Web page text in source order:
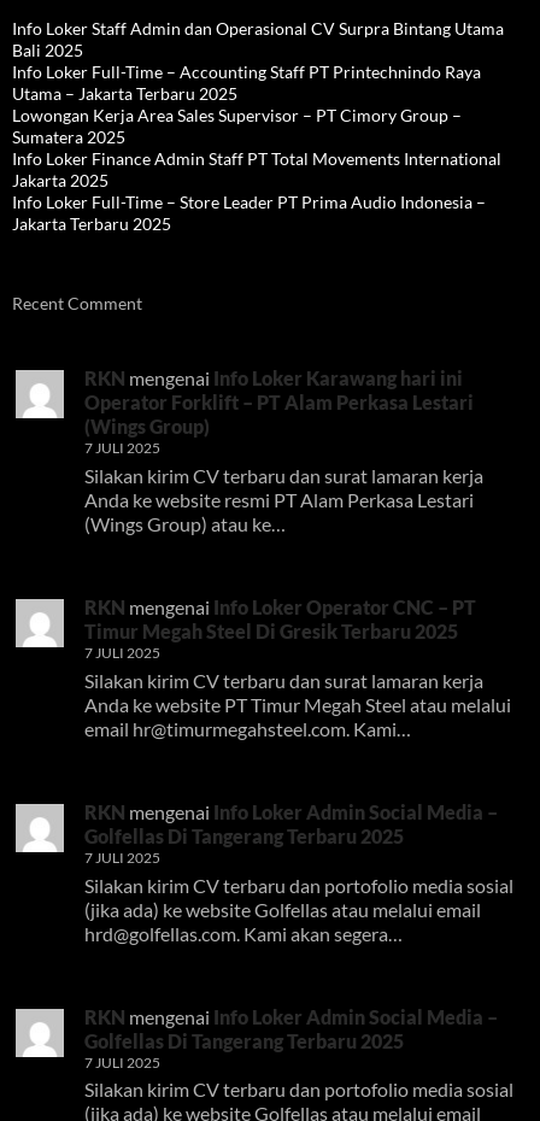
Info Loker Staff Admin dan Operasional CV Surpra Bintang Utama
Bali 2025
Info Loker Full-Time – Accounting Staff PT Printechnindo Raya
Utama – Jakarta Terbaru 2025
Lowongan Kerja Area Sales Supervisor – PT Cimory Group –
Sumatera 2025
Info Loker Finance Admin Staff PT Total Movements International
Jakarta 2025
Info Loker Full-Time – Store Leader PT Prima Audio Indonesia –
Jakarta Terbaru 2025
Recent Comment
RKN mengenai Info Loker Karawang hari ini
Operator Forklift – PT Alam Perkasa Lestari
(Wings Group)
7 JULI 2025
Silakan kirim CV terbaru dan surat lamaran kerja
Anda ke website resmi PT Alam Perkasa Lestari
(Wings Group) atau ke…
RKN mengenai Info Loker Operator CNC – PT
Timur Megah Steel Di Gresik Terbaru 2025
7 JULI 2025
Silakan kirim CV terbaru dan surat lamaran kerja
Anda ke website PT Timur Megah Steel atau melalui
email hr@timurmegahsteel.com. Kami…
RKN mengenai Info Loker Admin Social Media –
Golfellas Di Tangerang Terbaru 2025
7 JULI 2025
Silakan kirim CV terbaru dan portofolio media sosial
(jika ada) ke website Golfellas atau melalui email
hrd@golfellas.com . Kami akan segera…
RKN mengenai Info Loker Admin Social Media –
Golfellas Di Tangerang Terbaru 2025
7 JULI 2025
Silakan kirim CV terbaru dan portofolio media sosial
(jika ada) ke website Golfellas atau melalui email